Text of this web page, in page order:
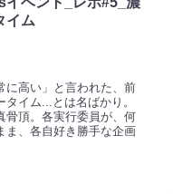
イム
に高い」と言われた、前
イム...とは名ばかり。
骨頂。各実行委員が、何
ま、各自好き勝手な企画